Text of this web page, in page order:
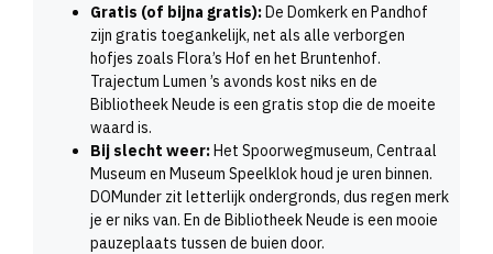
Gratis (of bijna gratis):De Domkerk en Pandhof
zijn gratis toegankelijk, net als alle verborgen
hofjes zoals Flora’s Hof en het Bruntenhof.
Trajectum Lumen ’s avonds kost niks en de
Bibliotheek Neude is een gratis stop die de moeite
waard is.
Bij slecht weer:Het Spoorwegmuseum, Centraal
Museum en Museum Speelklok houd je uren binnen.
DOMunder zit letterlijk ondergronds, dus regen merk
je er niks van. En de Bibliotheek Neude is een mooie
pauzeplaats tussen de buien door.